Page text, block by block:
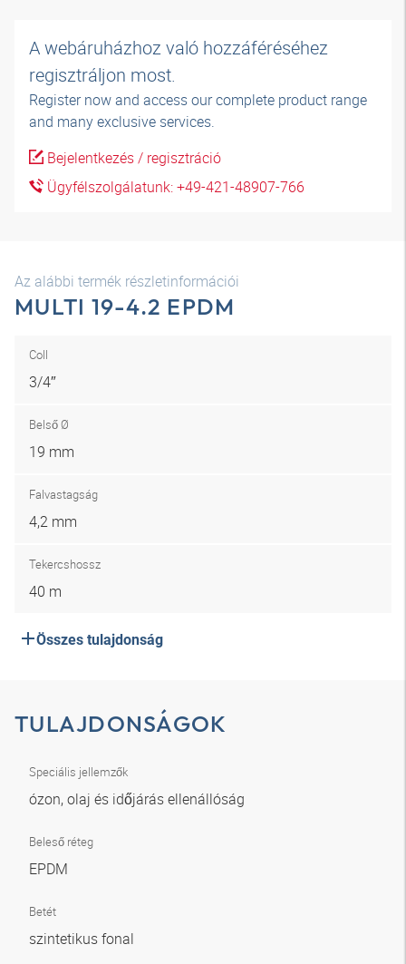
A webáruházhoz való hozzáféréséhez
regisztráljon most.
Register now and access our complete product range
and many exclusive services.
Bejelentkezés / regisztráció
Ügyfélszolgálatunk: +49-421-48907-766
Az alábbi termék részletinformációi
MULTI 19-4.2 EPDM
Coll
3/4″
Belső Ø
19 mm
Falvastagság
4,2 mm
Tekercshossz
40 m
Összes tulajdonság
TULAJDONSÁGOK
Speciális jellemzők
ózon, olaj és időjárás ellenállóság
Beleső réteg
EPDM
Betét
szintetikus fonal